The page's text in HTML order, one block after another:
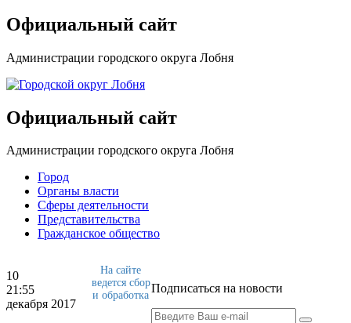
Официальный сайт
Администрации городского округа Лобня
Официальный сайт
Администрации городского округа Лобня
Город
Органы власти
Сферы деятельности
Представительства
Гражданское общество
10
21:55
декабря 2017
Подписаться на новости
На сайте
ведется сбор
и обработка